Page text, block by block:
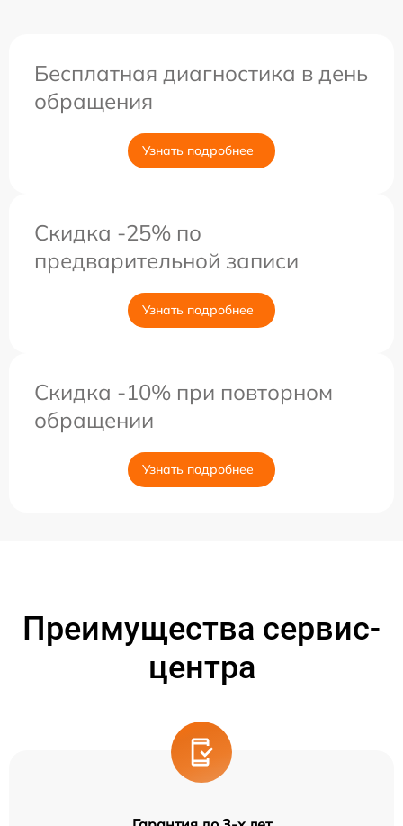
Бесплатная диагностика в день
обращения
Узнать подробнее
Скидка -25% по
предварительной записи
Узнать подробнее
Скидка -10% при повторном
обращении
Узнать подробнее
Преимущества сервис-
центра